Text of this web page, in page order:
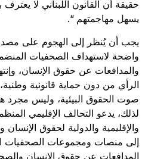
حقيقة أن القانون اللبناني لا
يسهل مهاجمتهم “.
يجب أن يُنظر إلى الهجوم على
واضحة لاستهداف الصحفيات
والمدافعات عن حقوق الإنسان،
الرأي من دون حماية قانونية
صوت الحقوق البيئية، وليس مجرد
لذلك، يدعو التحالف الإقليمي
والإقليمية والدولية لحقوق
إلى منصات ومجموعات الصحفيات
المدافعات عن حقوق الإنسان